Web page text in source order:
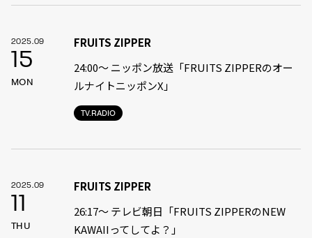
2025.09
15
MON
TV.RADIO
FRUITS ZIPPER
24:00〜 ニッポン放送「FRUITS ZIPPERのオー
ルナイトニッポンX」
2025.09
11
THU
FRUITS ZIPPER
26:17～ テレビ朝日「FRUITS ZIPPERのNEW
KAWAIIってしてよ？」